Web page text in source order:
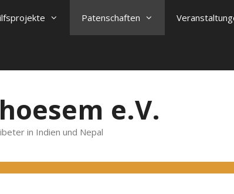
Patenschaften
e.V.
in Indien und Nepal